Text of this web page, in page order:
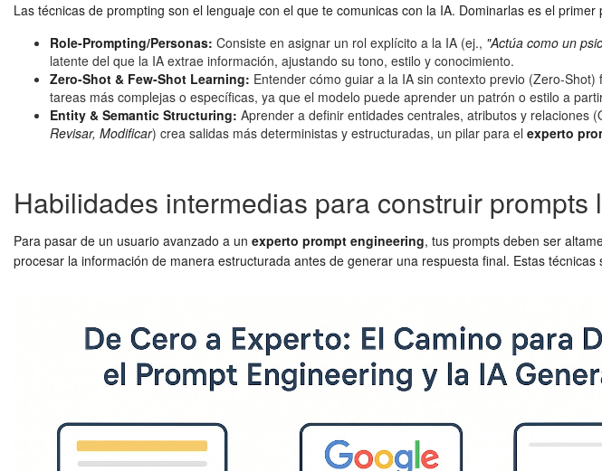
Las técnicas de prompting son el lenguaje con el que te comunicas con la IA. Dominarlas es el
Role-Prompting/Personas: Consiste en asignar un rol explícito a la IA (ej., "Actúa como un
latente del que la IA extrae información, ajustando su tono, estilo y conocimiento.
Zero-Shot & Few-Shot Learning: Entender cómo guiar a la IA sin contexto previo (Zero-
tareas más complejas o específicas, ya que el modelo puede aprender un patrón o estilo a
Entity & Semantic Structuring: Aprender a definir entidades centrales, atributos y relaciones
Revisar, Modificar) crea salidas más deterministas y estructuradas, un pilar para el experto
Habilidades intermedias para construir
Para pasar de un usuario avanzado a un experto prompt engineering, tus prompts deben ser
procesar la información de manera estructurada antes de generar una respuesta final. Estas